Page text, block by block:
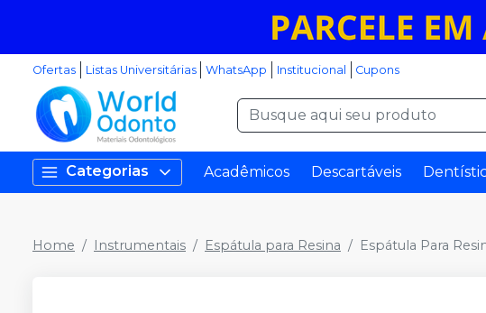
Ofertas Listas Universitárias WhatsApp Institucional Cupons
Categorias Acadêmicos Descartáveis
Home Instrumentais Espátula para Resina Espátula Para